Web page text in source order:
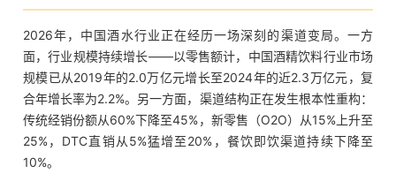
2026年，中国酒水行业正在经历一场深刻的渠道变局。一方
面，行业规模持续增长——以零售额计，中国酒精饮料行业市场
规模已从2019年的2.0万亿元增长至2024年的近2.3万亿元，复
合年增长率为2.2%。另一方面，渠道结构正在发生根本性重构：
传统经销份额从60%下降至45%，新零售（O2O）从15%上升至
25%，DTC直销从5%猛增至20%，餐饮即饮渠道持续下降至
10%。